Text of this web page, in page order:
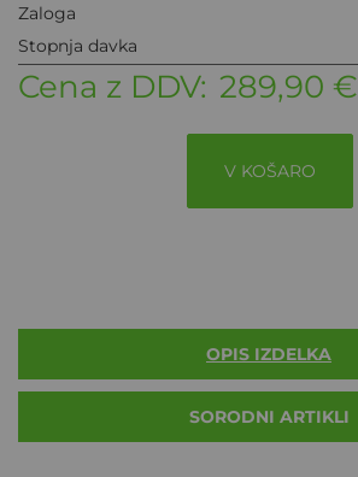
Zaloga
Stopnja davka
Cena z DDV: 289,90 €
V KOŠARO
OPIS IZDELKA
SORODNI ARTIKLI